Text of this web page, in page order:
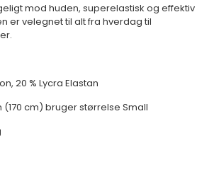
mod huden, superelastisk og effektiv
er velegnet til alt fra hverdag til
20 % Lycra Elastan
(170 cm) bruger størrelse Small